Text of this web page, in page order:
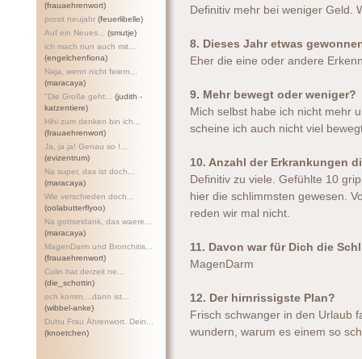
(frauaehrenwort)
prosit neujahr (feuerlibelle)
Auf ein Neues...
(smutje)
ich mach nun auch mit...
(engelchenfiona)
Naja, wenn nicht feiern...
(maracaya)
"Die Große geht...
(judith -
katzentiere)
Hihi zum denken bin ich...
(frauaehrenwort)
Ja, ja ja! Genau so !...
(evizentrum)
Na super, das ist doch...
(maracaya)
Wie verschieden doch...
(oolabutterflyoo)
Na gottseidank, das waere...
(maracaya)
MagenDarm und Bronchitis...
(frauaehrenwort)
Colin hat derzeit ne...
(die_schottin)
och komm....dann ist...
(wibbel-anke)
Duhu Frau Ährenwort. Dein...
(knoetchen)
Definitiv mehr bei weniger Geld.
8. Dieses Jahr etwas
Eher die eine oder andere
9. Mehr bewegt oder weniger?
Mich selbst habe ich nicht mehr
scheine ich auch nicht viel
10. Anzahl der Erkrankungen
Definitiv zu viele. Gefühlte 10
hier die schlimmsten gewesen.
reden wir mal nicht.
11. Davon war für Dich die
MagenDarm
12. Der hirnrissigste Plan?
Frisch schwanger in den Urlaub
wundern, warum es einem so